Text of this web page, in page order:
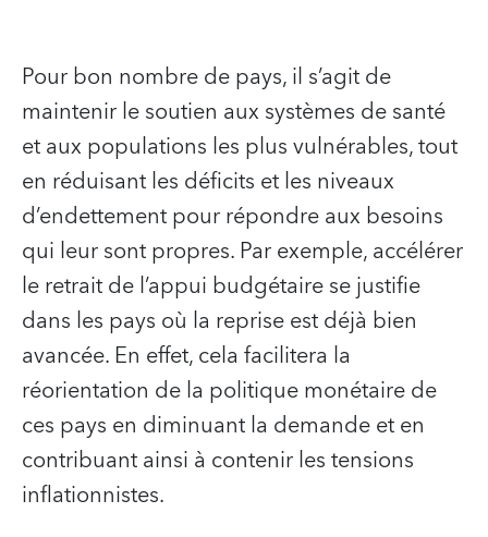
Pour bon nombre de pays, il s’agit de
maintenir le soutien aux systèmes de santé
et aux populations les plus vulnérables, tout
en réduisant les déficits et les niveaux
d’endettement pour répondre aux besoins
qui leur sont propres. Par exemple, accélérer
le retrait de l’appui budgétaire se justifie
dans les pays où la reprise est déjà bien
avancée. En effet, cela facilitera la
réorientation de la politique monétaire de
ces pays en diminuant la demande et en
contribuant ainsi à contenir les tensions
inflationnistes.